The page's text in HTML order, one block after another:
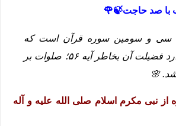
با صد حاجت🍃🌹
سی و سومین سوره قرآن است که
صلوات بر
🌸
نبی مکرم اسلام صلی الله علیه و آله